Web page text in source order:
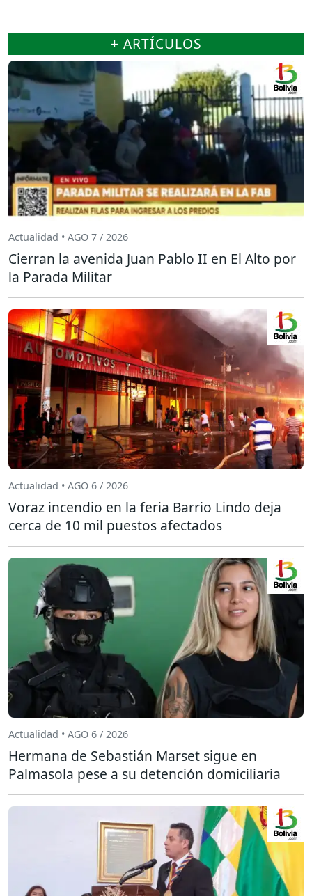
+ ARTÍCULOS
Actualidad • AGO 7 / 2026
Cierran la avenida Juan Pablo II en El Alto por
la Parada Militar
Actualidad • AGO 6 / 2026
Voraz incendio en la feria Barrio Lindo deja
cerca de 10 mil puestos afectados
Actualidad • AGO 6 / 2026
Hermana de Sebastián Marset sigue en
Palmasola pese a su detención domiciliaria